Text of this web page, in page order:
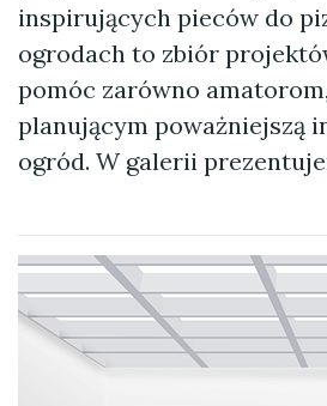
inspirujących pieców do
ogrodach to zbiór
pomóc zarówno
planującym poważniejszą
ogród. W galerii